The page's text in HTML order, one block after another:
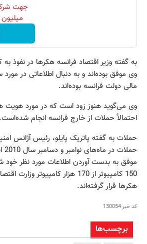
به گفته وزیر اقتصاد فرانسه هکرها در نفوذ به
وی موفق بوده‌اند و به دنبال اطلاعاتی در
مالی دولت فرانسه بوده‌اند.
وی می‌گوید هنوز زود است که در مورد هویت
احتمالاً حملات از خارج فرانسه انجام شده‌است.
حملات به گفته پاتریک پایلو، رئیس آژانس
موفق به بدست آوردن اطلاعات مورد نظر خود
150 کامپیوتر از 170 هزار کامپیوتر
هکرها قرار گرفته‌اند.
کد خبر130054
برچسب‌ها